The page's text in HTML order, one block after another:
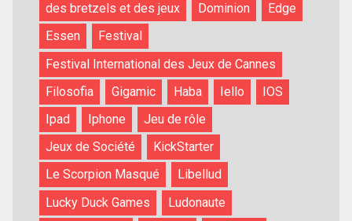
des bretzels et des jeux
Dominion
Edge
Essen
Festival
Festival International des Jeux de Cannes
Filosofia
Gigamic Haba Iello
IOS
Ipad
Iphone
Jeu de rôle
Jeux de Société
KickStarter
Le Scorpion Masqué
Libellud
Lucky Duck Games
Ludonaute